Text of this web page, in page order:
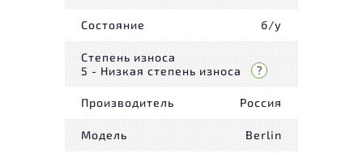
Состояние б/у
Степень износа
5 - Низкая степень износа
Производитель Россия
Модель Berlin